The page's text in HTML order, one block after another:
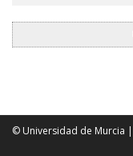
© Universidad de Murcia |